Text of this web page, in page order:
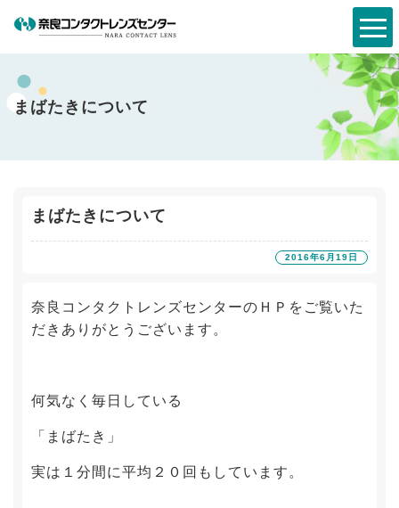
まばたきについて
まばたきについて
2016年6月19日
奈良コンタクトレンズセンターのＨＰをご覧いた
だきありがとうございます。
何気なく毎日している
「まばたき」
実は１分間に平均２０回もしています。